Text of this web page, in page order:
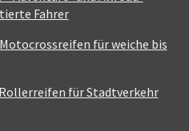
Fahrer
für weiche bis
für Stadtverkehr